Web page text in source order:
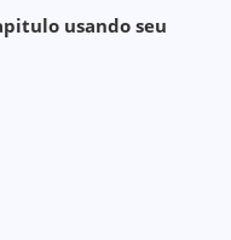
usando seu